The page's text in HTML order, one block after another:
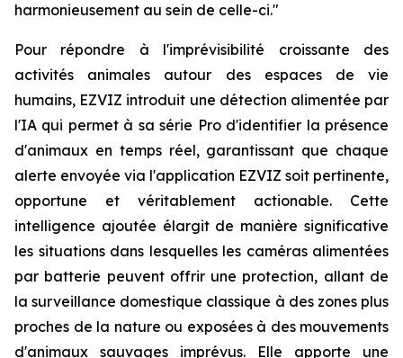
harmonieusement au sein de celle-ci."
Pour répondre à l'imprévisibilité croissante des
activités animales autour des espaces de vie
humains, EZVIZ introduit une détection alimentée par
l'IA qui permet à sa série Pro d'identifier la présence
d'animaux en temps réel, garantissant que chaque
alerte envoyée via l'application EZVIZ soit pertinente,
opportune et véritablement actionable. Cette
intelligence ajoutée élargit de manière significative
les situations dans lesquelles les caméras alimentées
par batterie peuvent offrir une protection, allant de
la surveillance domestique classique à des zones plus
proches de la nature ou exposées à des mouvements
d'animaux sauvages imprévus. Elle apporte une